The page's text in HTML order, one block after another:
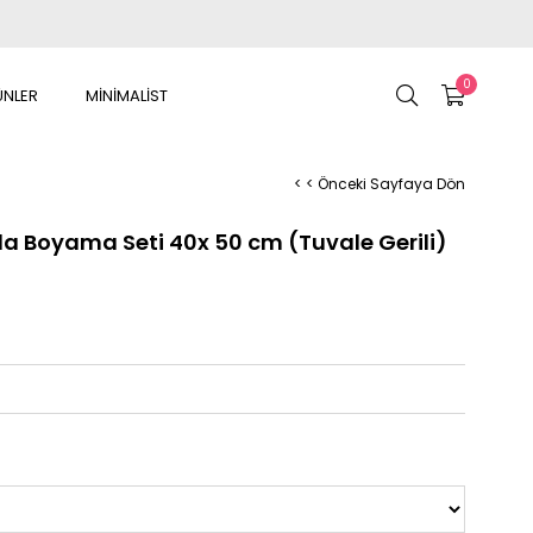
0
MİNİMALİST
< < Önceki Sayfaya Dön
Boyama Seti 40x 50 cm (Tuvale Gerili)